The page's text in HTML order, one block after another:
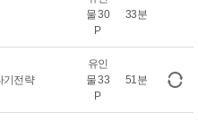
물 30
P
33분
기전략
유인
물 33
P
51분